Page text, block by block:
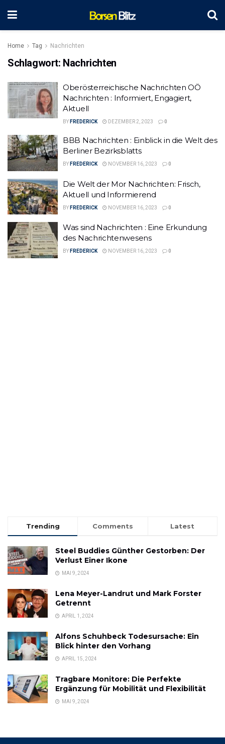
Home Tag Nachrichten
Schlagwort: Nachrichten
Oberösterreichische Nachrichten OÖ
Nachrichten : Informiert, Engagiert,
Aktuell
BY FREDERICK DEZEMBER 2, 2023 0
BBB Nachrichten : Einblick in die Welt des
Berliner Bezirksblatts
BY FREDERICK NOVEMBER 16, 2023 0
Die Welt der Mor Nachrichten: Frisch,
Aktuell und Informierend
BY FREDERICK NOVEMBER 16, 2023 0
Was sind Nachrichten : Eine Erkundung
des Nachrichtenwesens
BY FREDERICK NOVEMBER 16, 2023 0
Trending Comments Latest
Steel Buddies Günther Gestorben: Der
Verlust Einer Ikone
MAI 9, 2024
Lena Meyer-Landrut und Mark Forster
Getrennt
APRIL 1, 2024
Alfons Schuhbeck Todesursache: Ein
Blick hinter den Vorhang
APRIL 15, 2024
Tragbare Monitore: Die Perfekte
Ergänzung für Mobilität und Flexibilität
MAI 9, 2024